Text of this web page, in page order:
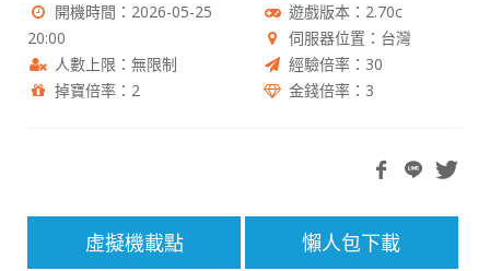
開機時間：2026-05-25
20:00
遊戲版本：2.70c
伺服器位置：台灣
人數上限：無限制
經驗倍率：30
掉寶倍率：2
金錢倍率：3
虛擬機載點 懶人包下載